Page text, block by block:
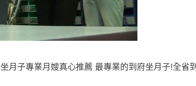
月子專業月嫂真心推薦 最專業的到府坐月子!全省到